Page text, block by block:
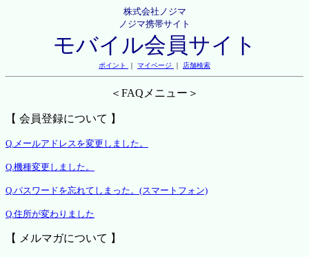
株式会社ノジマ
ノジマ携帯サイト
モバイル会員サイト
ポイント ｜ マイページ ｜ 店舗検索
＜FAQメニュー＞
【 会員登録について 】
Q.メールアドレスを変更しました。
Q.機種変更しました。
Q.パスワードを忘れてしまった。(スマートフォン)
Q.住所が変わりました
【 メルマガについて 】